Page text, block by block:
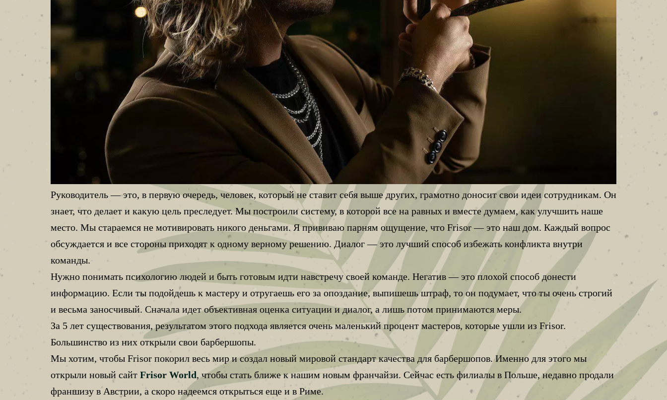
Руководитель — это, в первую очередь, человек, который не ставит себя выше других, грамотно доносит свои идеи сотрудникам. Он
знает, что делает и какую цель преследует. Мы построили систему, в которой все на равных и вместе думаем, как улучшить наше
место. Мы стараемся не мотивировать никого деньгами. Я прививаю парням ощущение, что Frisor — это наш дом. Каждый вопрос
обсуждается и все стороны приходят к одному верному решению. Диалог — это лучший способ избежать конфликта внутри
команды.
Нужно понимать психологию людей и быть готовым идти навстречу своей команде. Негатив — это плохой способ донести
информацию. Если ты подойдешь к мастеру и отругаешь его за опоздание, выпишешь штраф, то он подумает, что ты очень строгий
и весьма заносчивый. Сначала идет объективная оценка ситуации и диалог, а лишь потом принимаются меры.
За 5 лет существования, результатом этого подхода является очень маленький процент мастеров, которые ушли из Frisor.
Большинство из них открыли свои барбершопы.
Мы хотим, чтобы Frisor покорил весь мир и создал новый мировой стандарт качества для барбершопов. Именно для этого мы
открыли новый сайт Frisor World, чтобы стать ближе к нашим новым франчайзи. Сейчас есть филиалы в Польше, недавно продали
франшизу в Австрии, а скоро надеемся открыться еще и в Риме.